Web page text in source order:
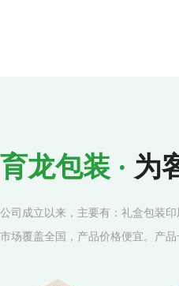
育龙包装 · 为
公司成立以来，主要有：礼盒包装
市场覆盖全国，产品价格便宜。产